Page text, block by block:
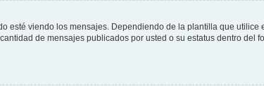
esté viendo los mensajes. Dependiendo de la plantilla que
de mensajes publicados por usted o su estatus dentro del